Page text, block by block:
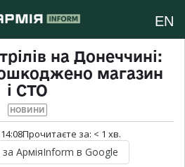
EN
на Донеччині:
магазин
і СТО
НОВИНИ
Прочитаєте за: < 1 хв.
за АрміяInform в Google